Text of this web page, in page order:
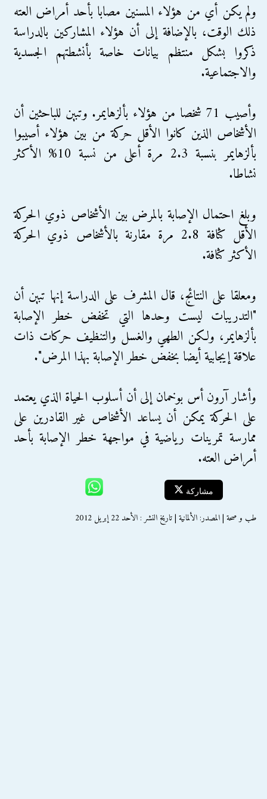
ولم يكن أي من هؤلاء المسنين مصابا بأحد أمراض العته
ذلك الوقت، بالإضافة إلى أن هؤلاء المشاركين بالدراسة
ذكروا بشكل منتظم بيانات خاصة بأنشطتهم الجسدية
والاجتماعية.
وأصيب 71 شخصا من هؤلاء بألزهايمر. وتبين للباحثين أن
الأشخاص الذين كانوا الأقل حركة من بين هؤلاء أصيبوا
بألزهايمر بنسبة 2.3 مرة أعلى من نسبة 10% الأكثر
نشاطا.
وبلغ احتمال الإصابة بالمرض بين الأشخاص ذوي الحركة
الأقل كثافة 2.8 مرة مقارنة بالأشخاص ذوي الحركة
الأكثر كثافة.
ومعلقا على النتائج، قال المشرف على الدراسة إنها تبين أن
"التدريبات ليست وحدها التي تخفض خطر الإصابة
بألزهايمر، ولكن الطهي والغسل والتنظيف حركات ذات
علاقة إيجابية أيضا بخفض خطر الإصابة بهذا المرض".
وأشار آرون أس بوخمان إلى أن أسلوب الحياة الذي يعتمد
على الحركة يمكن أن يساعد الأشخاص غير القادرين على
ممارسة تمرينات رياضية في مواجهة خطر الإصابة بأحد
أمراض العته.
مشاركة
طب و صحة | المصدر: الألمانية | تاريخ النشر : الأحد 22 إبريل 2012